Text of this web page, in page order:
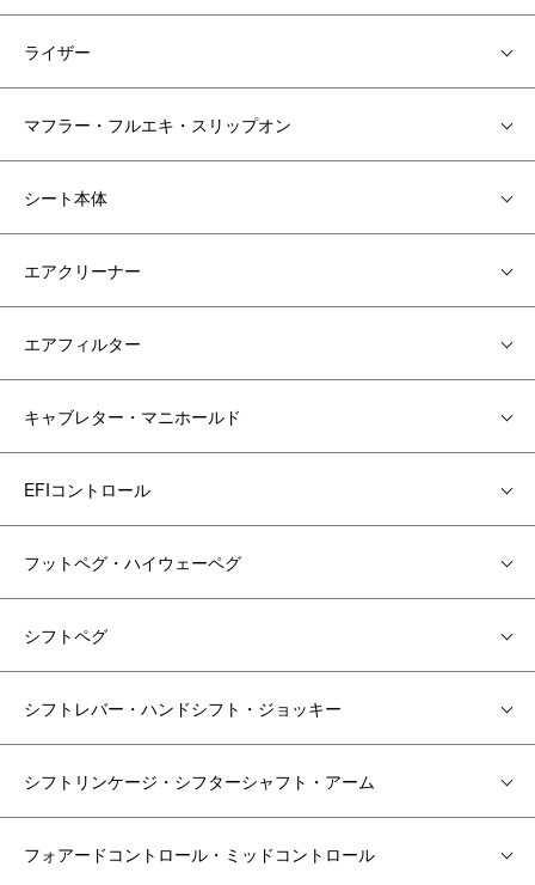
ライザー
マフラー・フルエキ・スリップオン
シート本体
エアクリーナー
エアフィルター
キャブレター・マニホールド
EFIコントロール
フットペグ・ハイウェーペグ
シフトペグ
シフトレバー・ハンドシフト・ジョッキー
シフトリンケージ・シフターシャフト・アーム
フォアードコントロール・ミッドコントロール